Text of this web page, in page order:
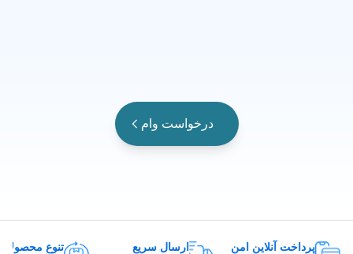
درخواست وام
پرداخت آنلاین امن ارسال سریع تنوع